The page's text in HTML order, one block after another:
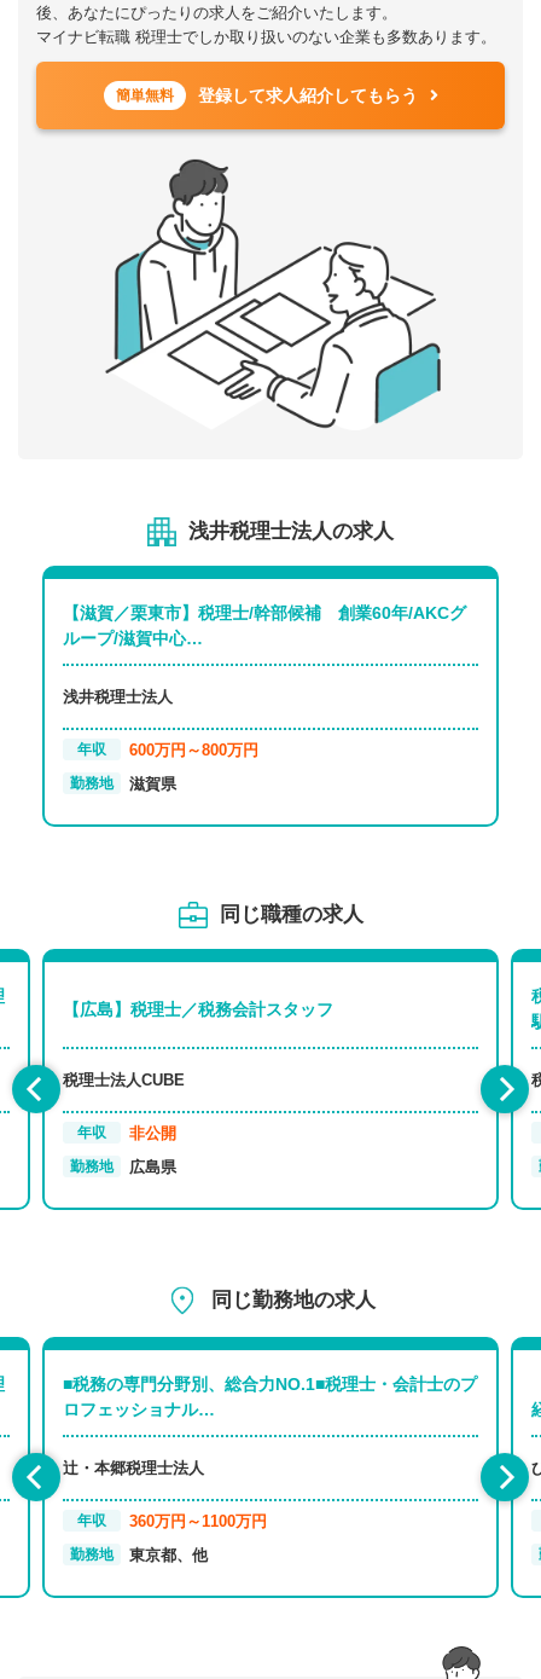
後、あなたにぴったりの求人をご紹介いたします。
マイナビ転職 税理士でしか取り扱いのない企業も多数あります。
簡単無料 登録して求人紹介してもらう
浅井税理士法人の求人
【滋賀／栗東市】税理士/幹部候補 創業60年/AKCグ
ループ/滋賀中心…
浅井税理士法人
年収 600万円～800万円
勤務地 滋賀県
同じ職種の求人
【広島】税理士／税務会計スタッフ
税理士法人CUBE
年収 非公開
勤務地 広島県
同じ勤務地の求人
■税務の専門分野別、総合力NO.1■税理士・会計士のプ
ロフェッショナル…
辻・本郷税理士法人
年収 360万円～1100万円
勤務地 東京都、他